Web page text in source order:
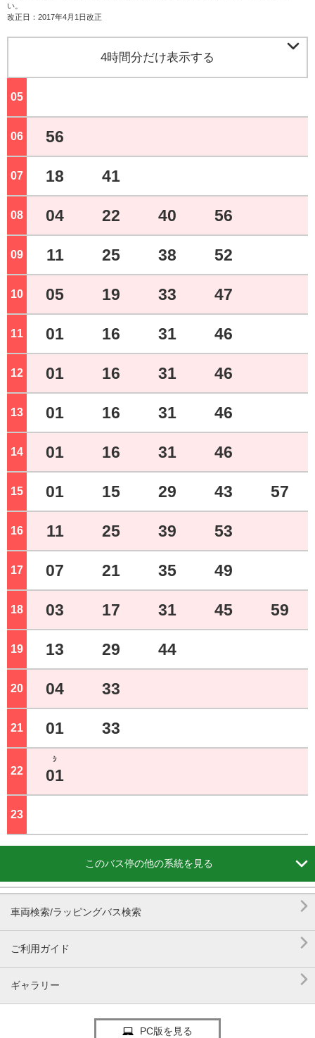
い。
改正日：2017年4月1日改正
4時間分だけ表示する 
05
06 56
07 18 41
08 04 22 40 56
09 11 25 38 52
10 05 19 33 47
11 01 16 31 46
12 01 16 31 46
13 01 16 31 46
14 01 16 31 46
15 01 15 29 43 57
16 11 25 39 53
17 07 21 35 49
18 03 17 31 45 59
19 13 29 44
20 04 33
21 01 33
22
ｼ
01
23
このバス停の他の系統を見る 
車両検索/ラッピングバス検索 
ご利用ガイド 
ギャラリー 
PC版を見る